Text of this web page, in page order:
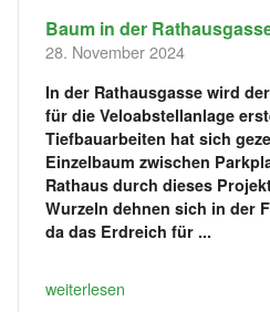
Baum in der
28. November 2024
In der Rathausgasse wird
für die Veloabstellanlage
Tiefbauarbeiten hat sich
Einzelbaum zwischen
Rathaus durch dieses
Wurzeln dehnen sich in der
da das Erdreich für ...
weiterlesen